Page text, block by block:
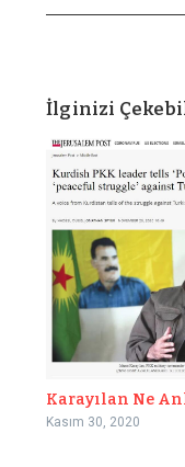
İlginizi
Karayılan Ne
Kasım 30, 2020